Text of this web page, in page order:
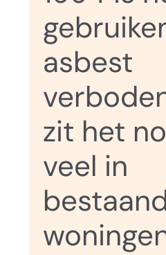
asbest
zit het
veel in